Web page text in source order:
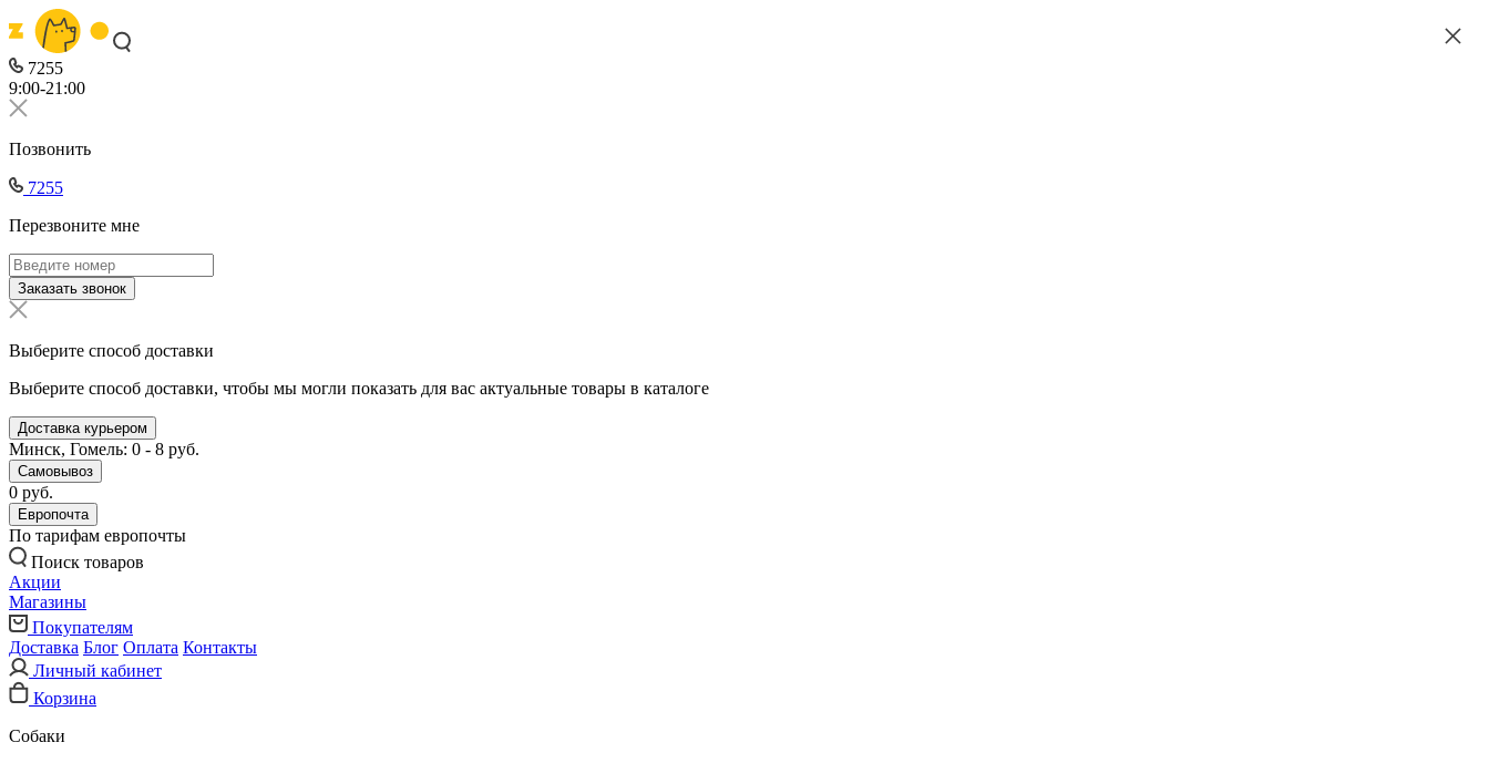
7255
9:00-21:00
Позвонить
7255
Перезвоните мне
Заказать звонок
Выберите способ доставки
Выберите способ доставки, чтобы мы могли показать для вас актуальные товары в каталоге
Доставка курьером
Минск, Гомель: 0 - 8 руб.
Самовывоз
0 руб.
Европочта
По тарифам европочты
Поиск товаров
Акции
Магазины
Покупателям
Доставка Блог Оплата Контакты
Личный кабинет
Корзина
Собаки